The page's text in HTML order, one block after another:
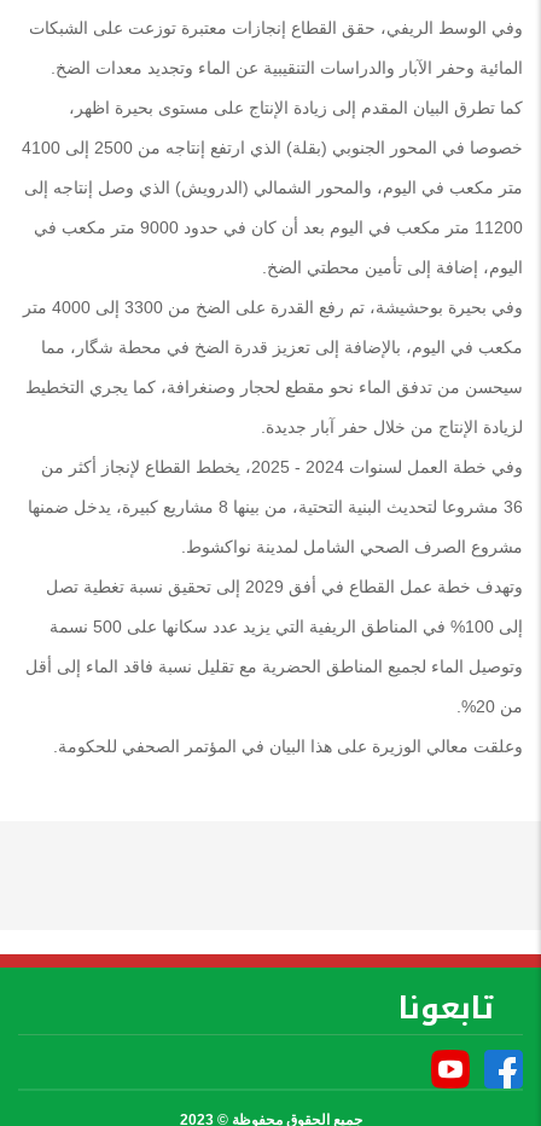
وفي الوسط الريفي، حقق القطاع إنجازات معتبرة توزعت على الشبكات
المائية وحفر الآبار والدراسات التنقيبية عن الماء وتجديد معدات الضخ.
كما تطرق البيان المقدم إلى زيادة الإنتاج على مستوى بحيرة اظهر،
خصوصا في المحور الجنوبي (بقلة) الذي ارتفع إنتاجه من 2500 إلى 4100
متر مكعب في اليوم، والمحور الشمالي (الدرويش) الذي وصل إنتاجه إلى
11200 متر مكعب في اليوم بعد أن كان في حدود 9000 متر مكعب في
اليوم، إضافة إلى تأمين محطتي الضخ.
وفي بحيرة بوحشيشة، تم رفع القدرة على الضخ من 3300 إلى 4000 متر
مكعب في اليوم، بالإضافة إلى تعزيز قدرة الضخ في محطة شگار، مما
سيحسن من تدفق الماء نحو مقطع لحجار وصنغرافة، كما يجري التخطيط
لزيادة الإنتاج من خلال حفر آبار جديدة.
وفي خطة العمل لسنوات 2024 - 2025، يخطط القطاع لإنجاز أكثر من
36 مشروعا لتحديث البنية التحتية، من بينها 8 مشاريع كبيرة، يدخل ضمنها
مشروع الصرف الصحي الشامل لمدينة نواكشوط.
وتهدف خطة عمل القطاع في أفق 2029 إلى تحقيق نسبة تغطية تصل
إلى 100% في المناطق الريفية التي يزيد عدد سكانها على 500 نسمة
وتوصيل الماء لجميع المناطق الحضرية مع تقليل نسبة فاقد الماء إلى أقل
من 20%.
وعلقت معالي الوزيرة على هذا البيان في المؤتمر الصحفي للحكومة.
تابعونا
جميع الحقوق محفوظة © 2023